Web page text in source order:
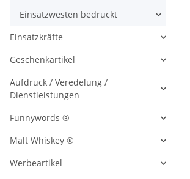
Einsatzwesten bedruckt
Einsatzkräfte
Geschenkartikel
Aufdruck / Veredelung /
Dienstleistungen
Funnywords ®
Malt Whiskey ®
Werbeartikel